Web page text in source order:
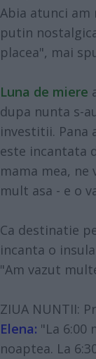
Abia atunci am
putin
placea", mai
Luna de miere
dupa nunta s-
investitii. Pana
este incantata
mama mea, ne
mult asa - e o
Ca destinatie
incanta o
"Am vazut
ZIUA NUNTII:
Elena: "La
noaptea. La